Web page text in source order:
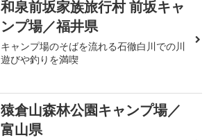
和泉前坂家族旅行村 前坂キャ
ンプ場／福井県
キャンプ場のそばを流れる石徹白川での川
遊びや釣りを満喫
猿倉山森林公園キャンプ場／
富山県